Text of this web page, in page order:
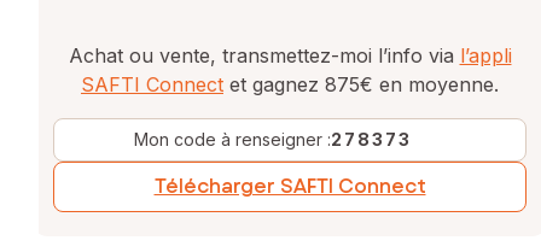
Achat ou vente, transmettez-moi l’info via l’appli
SAFTI Connect et gagnez 875€ en moyenne.
Mon code à renseigner :278373
Télécharger SAFTI Connect